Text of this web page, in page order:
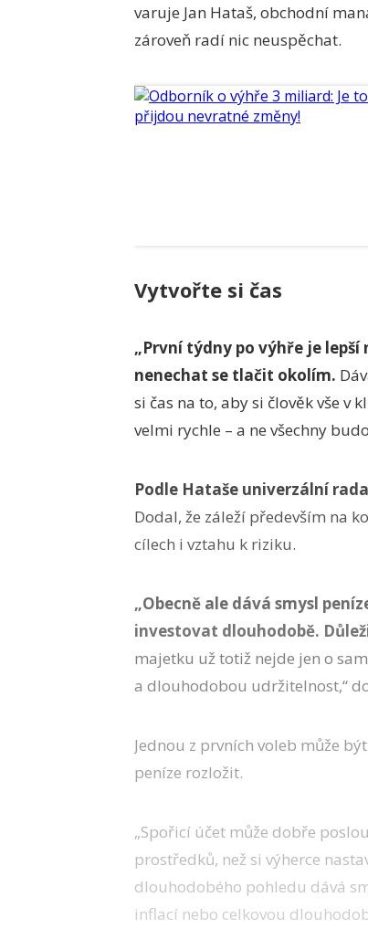
varuje Jan Hataš, obchodní
zároveň radí nic neuspěchat.
Vytvořte si čas
„První týdny po výhře je
nenechat se tlačit okolím.
si čas na to, aby si člověk vše
velmi rychle – a ne všechny
Podle Hataše univerzální
Dodal, že záleží především na
cílech i vztahu k riziku.
„Obecně ale dává smysl
investovat dlouhodobě.
majetku už totiž nejde jen o
a dlouhodobou udržitelnost,“
Jednou z prvních voleb může
peníze rozložit.
„Spořicí účet může dobře
prostředků, než si výherce
dlouhodobého pohledu dává
inflací nebo celkovou